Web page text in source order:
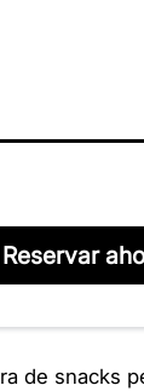
Reservar
de snacks